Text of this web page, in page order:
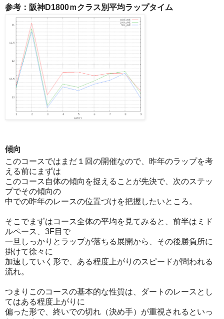
参考：阪神D1800ｍクラス別平均ラップタイム
傾向
このコースではまだ１回の開催なので、昨年のラップを考
える前にまずは
このコース自体の傾向を捉えることが先決で、次のステッ
プでその傾向の
中での昨年のレースの位置づけを把握したいところ。
そこでまずはコース全体の平均を見てみると、前半はミド
ルペース、3F目で
一旦しっかりとラップが落ちる展開から、その後勝負所に
掛けて徐々に
加速していく形で、ある程度上がりのスピードが問われる
流れ。
つまりこのコースの基本的な性質は、ダートのレースとし
てはある程度上がりに
偏った形で、終いでの切れ（決め手）が重視されるといっ